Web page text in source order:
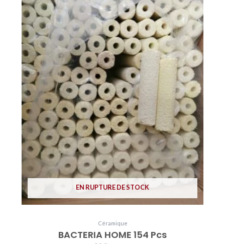
EN RUPTURE DE STOCK
Céramique
BACTERIA HOME 154 Pcs